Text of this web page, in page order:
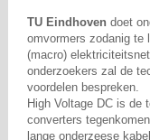
TU Eindhoven doet
omvormers zodanig te
(macro)
onderzoekers zal de
voordelen bespreken.
High Voltage DC is de
converters
lange onderzeese